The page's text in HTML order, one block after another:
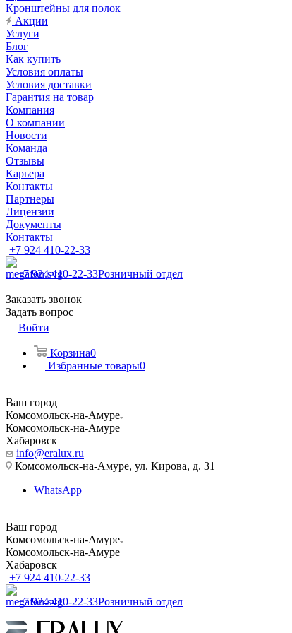
Кронштейны для полок
Акции
Услуги
Блог
Как купить
Условия оплаты
Условия доставки
Гарантия на товар
Компания
О компании
Новости
Команда
Отзывы
Карьера
Контакты
Партнеры
Лицензии
Документы
Контакты
+7 924 410-22-33
+7 924 410-22-33Розничный отдел
Заказать звонок
Задать вопрос
Войти
Корзина0
Избранные товары0
Ваш город
Комсомольск-на-Амуре
Комсомольск-на-Амуре
Хабаровск
info@eralux.ru
Комсомольск-на-Амуре, ул. Кирова, д. 31
WhatsApp
Ваш город
Комсомольск-на-Амуре
Комсомольск-на-Амуре
Хабаровск
+7 924 410-22-33
+7 924 410-22-33Розничный отдел